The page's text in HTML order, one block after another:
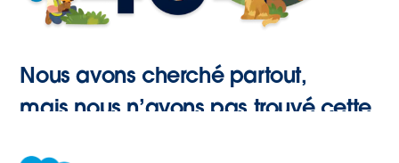
Nous avons cherché partout,
mais nous n’avons pas trouvé cette